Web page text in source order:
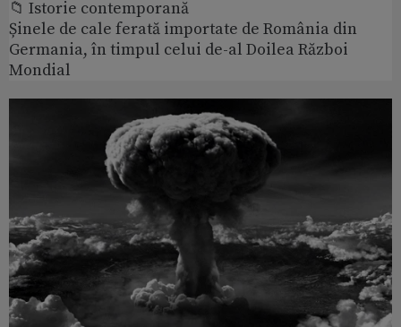
📁 Istorie contemporană
Șinele de cale ferată importate de România din
Germania, în timpul celui de-al Doilea Război
Mondial